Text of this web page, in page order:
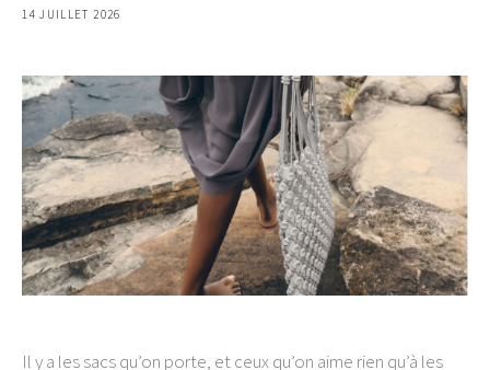
14 JUILLET 2026
Il y a les sacs qu’on porte, et ceux qu’on aime rien qu’à les